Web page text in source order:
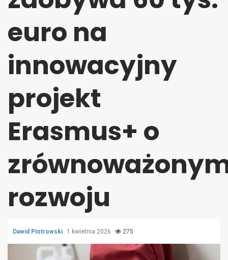
euro na
innowacyjny
projekt
Erasmus+ o
rozwoju
Dawid Piotrowski 1 kwietnia 2026 275